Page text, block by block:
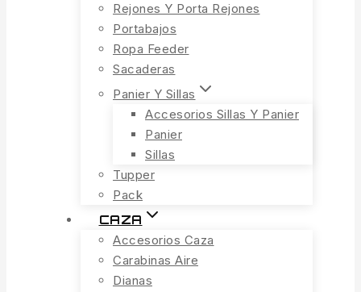
Rejones Y Porta Rejones
Portabajos
Ropa Feeder
Sacaderas
Panier Y Sillas
Accesorios Sillas Y Panier
Panier
Sillas
Tupper
Pack
CAZA
Accesorios Caza
Carabinas Aire
Dianas